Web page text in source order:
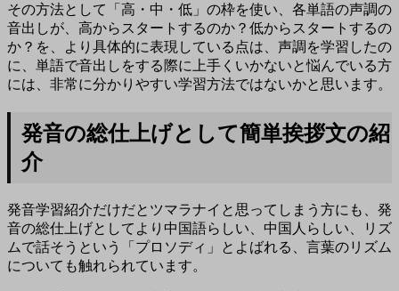
その方法として「高・中・低」の枠を使い、各単語の声調の
音出しが、高からスタートするのか？低からスタートするの
か？を、より具体的に表現している点は、声調を学習したの
に、単語で音出しをする際に上手くいかないと悩んでいる方
には、非常に分かりやすい学習方法ではないかと思います。
発音の総仕上げとして簡単挨拶文の紹
介
発音学習紹介だけだとツマラナイと思ってしまう方にも、発
音の総仕上げとしてより中国語らしい、中国人らしい、リズ
ムで話そうという「 プロソディ 」とよばれる、言葉のリズム
についても触れられています。